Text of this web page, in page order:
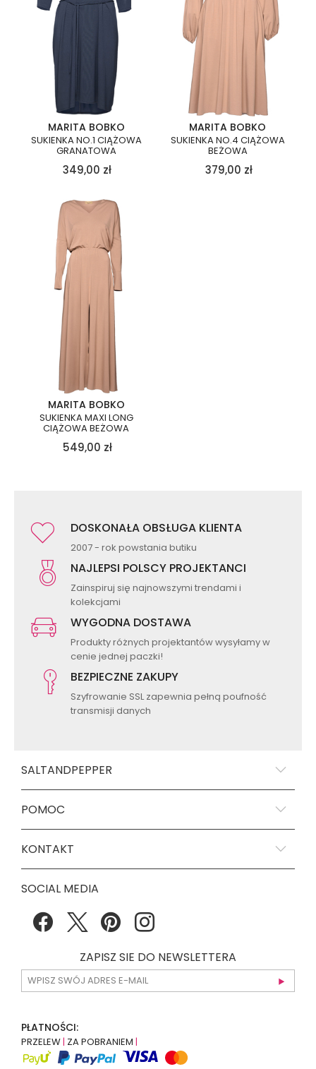
MARITA BOBKO
SUKIENKA NO.1 CIĄŻOWA
GRANATOWA
349,00 zł
MARITA BOBKO
SUKIENKA NO.4 CIĄŻOWA
BEŻOWA
379,00 zł
MARITA BOBKO
SUKIENKA MAXI LONG
CIĄŻOWA BEŻOWA
549,00 zł
DOSKONAŁA OBSŁUGA KLIENTA
2007 - rok powstania butiku
NAJLEPSI POLSCY PROJEKTANCI
Zainspiruj się najnowszymi trendami i
kolekcjami
WYGODNA DOSTAWA
Produkty różnych projektantów wysyłamy w
cenie jednej paczki!
BEZPIECZNE ZAKUPY
Szyfrowanie SSL zapewnia pełną poufność
transmisji danych
SALTANDPEPPER
POMOC
KONTAKT
SOCIAL MEDIA
ZAPISZ SIE DO NEWSLETTERA
PŁATNOŚCI:
PRZELEW | ZA POBRANIEM |